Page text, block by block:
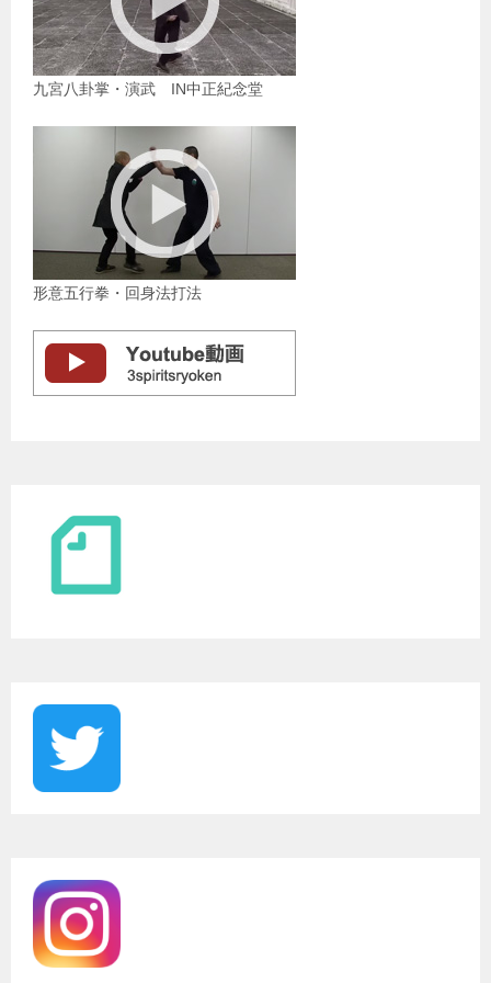
九宮八卦掌・演武 IN中正紀念堂
形意五行拳・回身法打法